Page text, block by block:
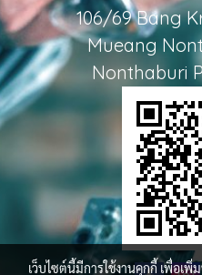
106/69 Bang
Mueang
Nonthaburi
เว็บไซต์นี้มีการใช้งานคุกกี้ เพื่อเ